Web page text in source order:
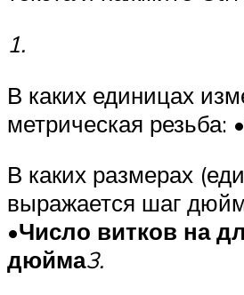
1.
В каких единицах
метрическая резьба: •
В каких размерах
выражается шаг
•Число витков на
дюйма3.